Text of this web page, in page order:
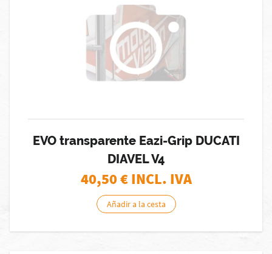
EVO transparente Eazi-Grip DUCATI
DIAVEL V4
40,50€ INCL. IVA
Añadir a la cesta